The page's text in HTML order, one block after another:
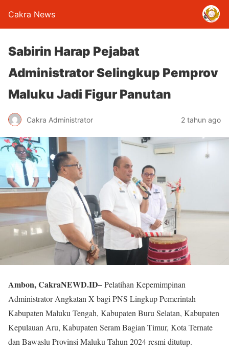
Cakra News
Sabirin Harap Pejabat
Administrator Selingkup Pemprov
Maluku Jadi Figur Panutan
Cakra Administrator 2 tahun ago
Ambon, CakraNEWD.ID–Pelatihan Kepemimpinan
Administrator Angkatan X bagi PNS Lingkup Pemerintah
Kabupaten Maluku Tengah, Kabupaten Buru Selatan, Kabupaten
Kepulauan Aru, Kabupaten Seram Bagian Timur, Kota Ternate
dan Bawaslu Provinsi Maluku Tahun 2024 resmi ditutup.